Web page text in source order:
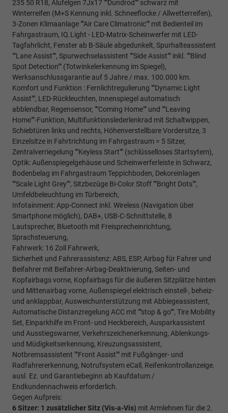
235 50 R18, Alufelgen 7Jx17 ""Dundrod"" schwarz mit
Winterreifen (M+S Kennung inkl. Schneeflocke / Allwetterreifen),
3-Zonen Klimaanlage ""Air Care Climatronic"" mit Bedienteil im
Fahrgastraum, IQ.Light - LED-Matrix-Scheinwerfer mit LED-
Tagfahrlicht, Fenster ab B-Säule abgedunkelt, Spurhalteassistent
""Lane Assist"", Spurwechselassistent ""Side Assist"" inkl. ""Blind
Spot Detection"" (Totwinkelerkennung im Spiegel),
Werksanschlussgarantie auf 5 Jahre / max. 100.000 km.
Komfort und Funktion : Fernlichtregulierung ""Dynamic Light
Assist"", LED-Rückleuchten, Innenspiegel automatisch
abblendbar, Regensensor, ""Coming Home"" und ""Leaving
Home""-Funktion, Multifunktionslederlenkrad mit Schaltwippen,
Schiebtüren links und rechts, Höhenverstellbare Vordersitze, 3
Einzelsitze in Fahrtrichtung im Fahrgastraum = 5 Sitzer,
Zentralverriegelung ""Keyless Start"" (schlüsselloses Startsytem),
Optik: Außenspiegelgehäuse und Scheinwerferleiste in Schwarz,
Bodenbelag im Fahrgastraum Teppichboden, Dekoreinlagen
""Scale Light Grey"", Sitzbezüge Bi-Color Stoff ""Bright Dots"",
Umfeldbeleuchtung im Türbereich,
Infotainment: App-Connect inkl. Wireless (Navigation über
Smartphone möglich), DAB+, USB-C-Schnittstelle, 8
Lautsprecher, Bluetooth mit Freisprecheinrichtung,
Sprachsteuerung,
Fahrwerk: 16 Zoll Fahrwerk,
Sicherheit und Fahrerassistenz: ABS, ESP, Airbag für Fahrer und
Beifahrer mit Beifahrer-Airbag-Deaktivierung, Seiten- und
Kopfairbags vorne, Kopfairbags für die äußeren Sitzplätze hinten
und Mittenairbag vorne, Außenspiegel elektrisch einstell-, beheiz-
und anklappbar, Ausweichunterstützung mit Abbiegeassistent,
Automatische Distanzregelung ACC mit ""stop & go"", Tire Mobility
Set, Einparkhilfe im Front- und Heckbereich, Ausparkassistent
und Ausstiegswarner, Verkehrszeichenerkennung, Ablenkungs-
und Müdigkeitserkennung, Kreuzungsassistent,
Notbremsassistent ""Front Assist"" mit Fußgänger- und
Radfahrererkennung, Notrufsystem eCall, Reifenkontrollanzeige.
ausl. Ez. und Garantiebeginn ab Kaufdatum /
Endkundennachweis erforderlich.
Gegen Aufpreis:
6 Sitzer: 1 zusätzlicher Sitz (Vis-a-Vis) mit Armlehnen für die 2.